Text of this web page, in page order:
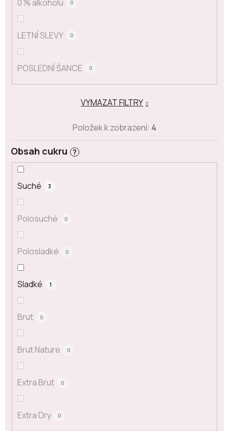
0 % alkoholu 0
LETNÍ SLEVY 0
POSLEDNÍ ŠANCE 0
Obsah cukru ?
Suché 3
Polosuché 0
Polosladké 0
Sladké 1
Brut 0
Brut Nature 0
Extra Brut 0
Extra Dry 0
VYMAZAT FILTRY
Položek k zobrazení: 4